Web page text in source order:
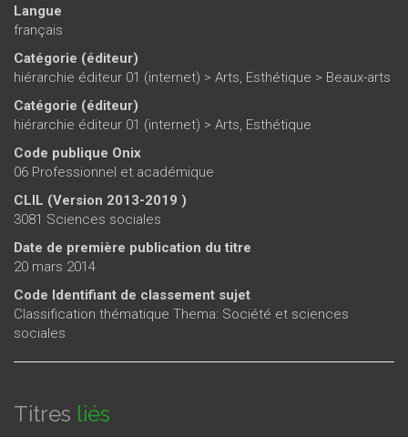
Langue
français
Catégorie (éditeur)
hiérarchie éditeur 01 (internet) > Arts, Esthétique > Beaux-arts
Catégorie (éditeur)
hiérarchie éditeur 01 (internet) > Arts, Esthétique
Code publique Onix
06 Professionnel et académique
CLIL (Version 2013-2019 )
3081 Sciences sociales
Date de première publication du titre
20 mars 2014
Code Identifiant de classement sujet
Classification thématique Thema: Société et sciences
sociales
Titres liés